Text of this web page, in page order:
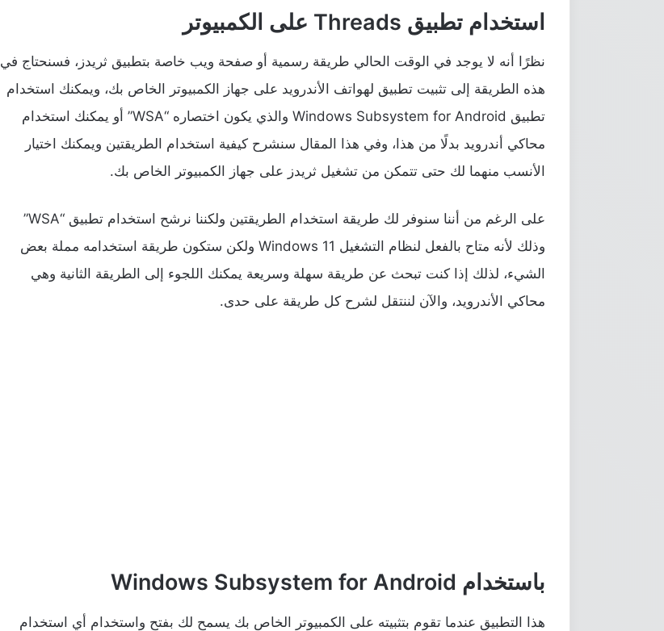
استخدام تطبيق Threads على الكمبيوتر
نظرًا أنه لا يوجد في الوقت الحالي طريقة رسمية أو صفحة ويب خاصة بتطبيق ثريدز، فسنحتاج في
هذه الطريقة إلى تثبيت تطبيق لهواتف الأندرويد على جهاز الكمبيوتر الخاص بك، ويمكنك استخدام
تطبيق Windows Subsystem for Android والذي يكون اختصاره “WSA” أو يمكنك استخدام
محاكي أندرويد بدلًا من هذا، وفي هذا المقال سنشرح كيفية استخدام الطريقتين ويمكنك اختيار
الأنسب منهما لك حتى تتمكن من تشغيل ثريدز على جهاز الكمبيوتر الخاص بك.
على الرغم من أننا سنوفر لك طريقة استخدام الطريقتين ولكننا نرشح استخدام تطبيق “WSA”
وذلك لأنه متاح بالفعل لنظام التشغيل Windows 11 ولكن ستكون طريقة استخدامه مملة بعض
الشيء، لذلك إذا كنت تبحث عن طريقة سهلة وسريعة يمكنك اللجوء إلى الطريقة الثانية وهي
محاكي الأندرويد، والآن لننتقل لشرح كل طريقة على حدى.
باستخدام Windows Subsystem for Android
هذا التطبيق عندما تقوم بتثبيته على الكمبيوتر الخاص بك يسمح لك بفتح واستخدام أي استخدام